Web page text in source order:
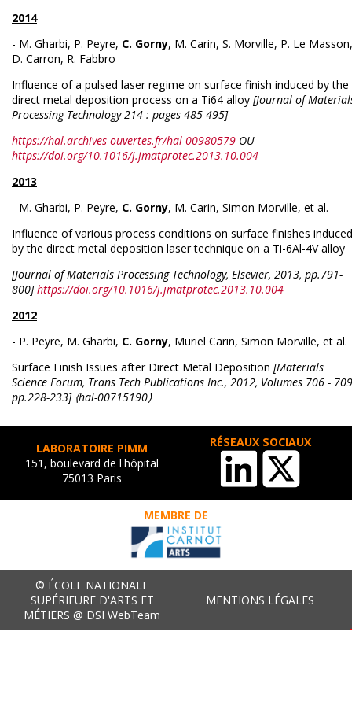
2014
- M. Gharbi, P. Peyre, C. Gorny, M. Carin, S. Morville, P. Le Masson,
D. Carron, R. Fabbro
Influence of a pulsed laser regime on surface finish induced by the
direct metal deposition process on a Ti64 alloy [Journal of
Processing Technology 214 : pages 485-495]
https://hal.archives-ouvertes.fr/hal-00980579 OU
https://doi.org/10.1016/j.jmatprotec.2013.10.004
2013
- M. Gharbi, P. Peyre, C. Gorny, M. Carin, Simon Morville, et al.
Influence of various process conditions on surface finishes induced
by the direct metal deposition laser technique on a Ti-6Al-4V alloy
[Journal of Materials Processing Technology, Elsevier, 2013, pp.791-
800]https://doi.org/10.1016/j.jmatprotec.2013.10.004
2012
- P. Peyre, M. Gharbi, C. Gorny, Muriel Carin, Simon Morville, et al.
Surface Finish Issues after Direct Metal Deposition [Materials
Science Forum, Trans Tech Publications Inc., 2012, Volumes 706 -
pp.228-233] ⟨hal-00715190⟩
LABORATOIRE PIMM
151, boulevard de l'hôpital
75013 Paris
RÉSEAUX SOCIAUX
MEMBRE DE
© ÉCOLE NATIONALE
SUPÉRIEURE D'ARTS ET
MÉTIERS @ DSI WebTeam
MENTIONS LÉGALES